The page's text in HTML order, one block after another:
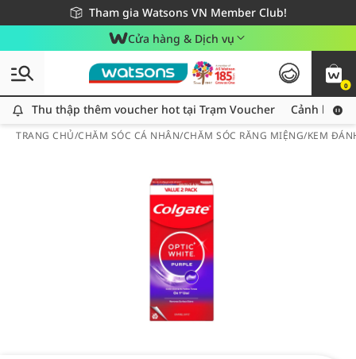
Tham gia Watsons VN Member Club!
Miễn phí giao hàng cho đơn hàng từ 249,000Đ
Giao hàng nhanh 24h - Áp dụng khu vực TP. Hồ Chí Minh
Cửa hàng & Dịch vụ
0
Thu thập thêm voucher hot tại Trạm Voucher
Thu thập thêm voucher hot tại Trạm Voucher Cảnh báo
TRANG CHỦ/CHĂM SÓC CÁ NHÂN/CHĂM SÓC RĂNG MIỆNG/KEM